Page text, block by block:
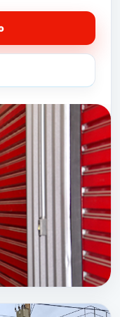
precisa de um
de
com as
Mudanças
e desafios
vasta
meios
melhor
de cada